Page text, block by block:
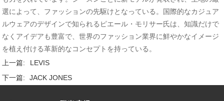
選によって、ファッションの先駆けとなっている。国際的なカジュア
ルウェアのデザインで知られるピエール・モリサー氏は、知識だけで
なくアイデアも豊富で、世界のファッション業界に鮮やかなイメージ
を植え付ける革新的なコンセプトを持っている。
上一篇:
LEVIS
下一篇:
JACK JONES